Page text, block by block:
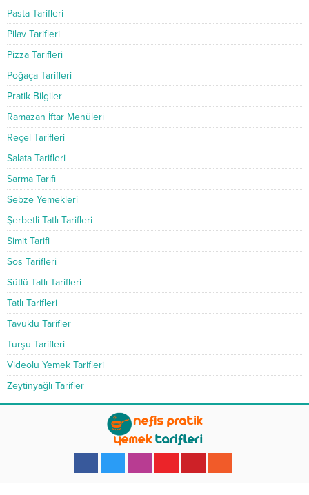
Pasta Tarifleri
Pilav Tarifleri
Pizza Tarifleri
Poğaça Tarifleri
Pratik Bilgiler
Ramazan İftar Menüleri
Reçel Tarifleri
Salata Tarifleri
Sarma Tarifi
Sebze Yemekleri
Şerbetli Tatlı Tarifleri
Simit Tarifi
Sos Tarifleri
Sütlü Tatlı Tarifleri
Tatlı Tarifleri
Tavuklu Tarifler
Turşu Tarifleri
Videolu Yemek Tarifleri
Zeytinyağlı Tarifler